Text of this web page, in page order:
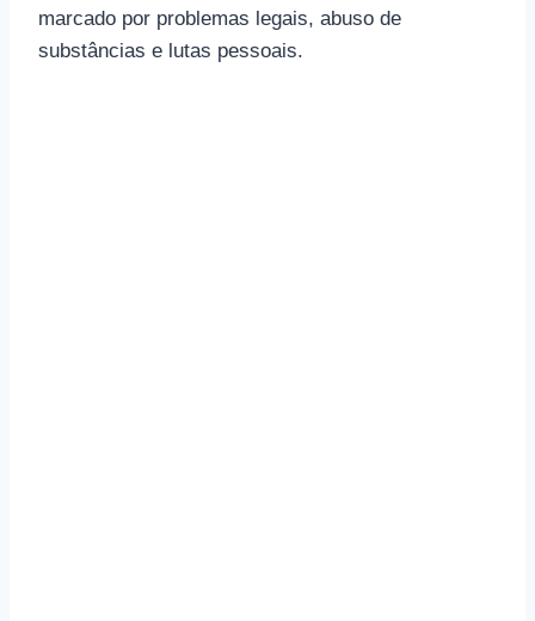
marcado por problemas legais, abuso de
substâncias e lutas pessoais.